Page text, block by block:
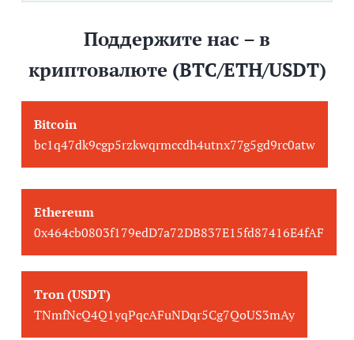
Поддержите нас – в
криптовалюте (BTC/ETH/USDT)
Bitcoin
bc1q47dk9cgp5rzkwqrmccdh4utnx77g5gd9rc0atw
Ethereum
0x464cb0803f179edD7a72DB837E15fd87416E4fAF
Tron (USDT)
TNmfNcQ4Q1yqPqcAFuNDqr5Cg7QoUS3mAy